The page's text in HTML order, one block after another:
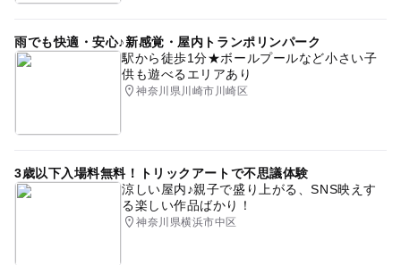
雨でも快適・安心♪新感覚・屋内トランポリンパーク
駅から徒歩1分★ボールプールなど小さい子
供も遊べるエリアあり
神奈川県川崎市川崎区
3歳以下入場料無料！トリックアートで不思議体験
涼しい屋内♪親子で盛り上がる、SNS映えす
る楽しい作品ばかり！
神奈川県横浜市中区